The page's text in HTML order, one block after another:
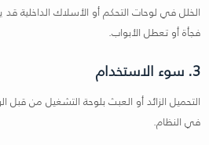
الخلل في لوحات التحكم أو الأسلاك الداخلية
فجأة أو تعطل الأبواب.
3. سوء الاستخدام
التحميل الزائد أو العبث بلوحة التشغيل من
في النظام.